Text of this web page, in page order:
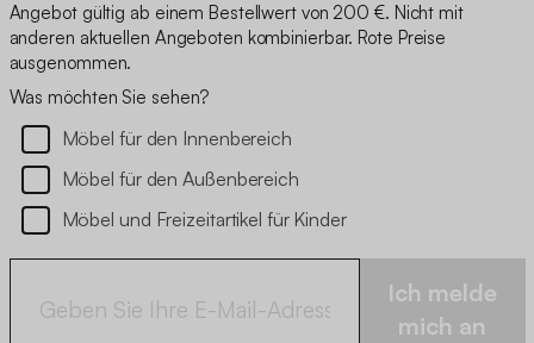
Angebot gültig ab einem Bestellwert von 200 €. Nicht mit
anderen aktuellen Angeboten kombinierbar. Rote Preise
ausgenommen.
Was möchten Sie sehen?
Möbel für den Innenbereich
Möbel für den Außenbereich
Möbel und Freizeitartikel für Kinder
Ich melde
mich an